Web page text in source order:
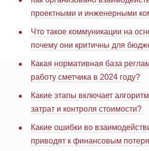
проектными и инженерными
Что такое коммуникации на
почему они критичны для
Какая нормативная база
работу сметчика в 2024 году?
Какие этапы включает
затрат и контроля стоимости?
Какие ошибки во
приводят к финансовым